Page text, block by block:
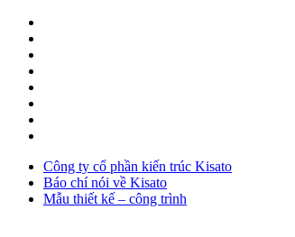
Công ty cổ phần kiến trúc Kisato
Báo chí nói về Kisato
Mẫu thiết kế – công trình